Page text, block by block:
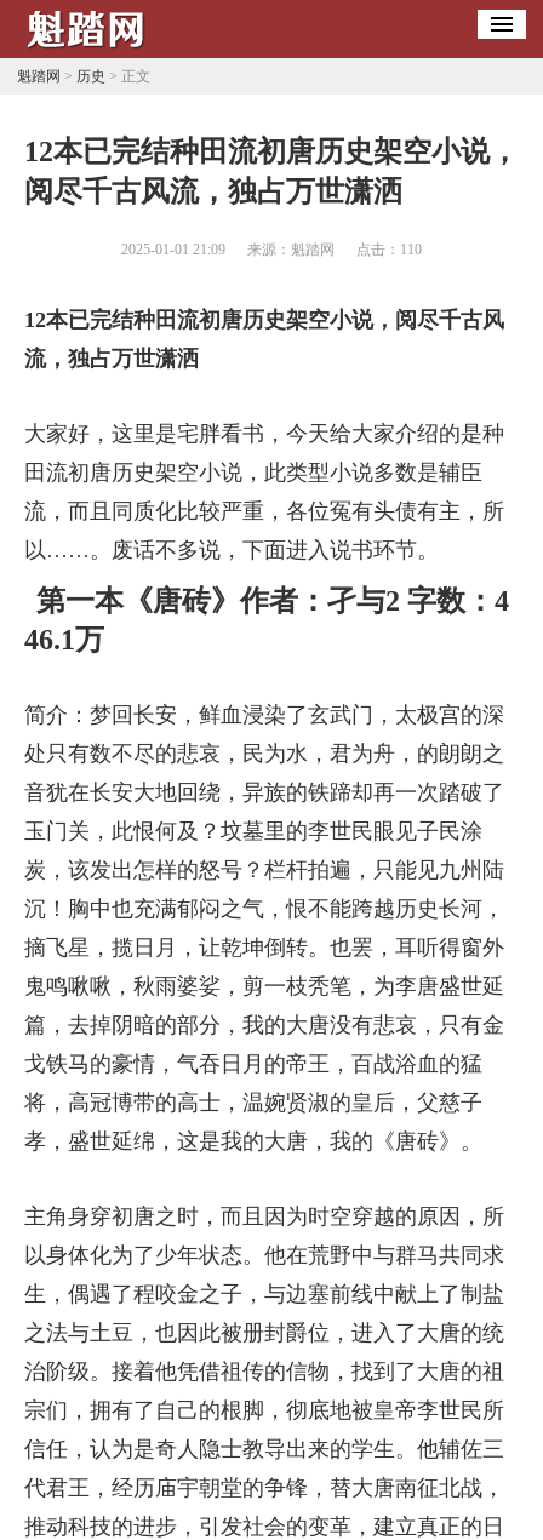
魁踏网 > 历史 > 正文
​12本已完结种田流初唐历史架空小说，
阅尽千古风流，独占万世潇洒
2025-01-01 21:09 来源：魁踏网 点击： 110
12本已完结种田流初唐历史架空小说，阅尽千古风
流，独占万世潇洒
大家好，这里是宅胖看书，今天给大家介绍的是种
田流初唐历史架空小说，此类型小说多数是辅臣
流，而且同质化比较严重，各位冤有头债有主，所
以……。废话不多说，下面进入说书环节。
第一本《唐砖》作者：孑与2 字数：4
46.1万
简介：梦回长安，鲜血浸染了玄武门，太极宫的深
处只有数不尽的悲哀，民为水，君为舟，的朗朗之
音犹在长安大地回绕，异族的铁蹄却再一次踏破了
玉门关，此恨何及？坟墓里的李世民眼见子民涂
炭，该发出怎样的怒号？栏杆拍遍，只能见九州陆
沉！胸中也充满郁闷之气，恨不能跨越历史长河，
摘飞星，揽日月，让乾坤倒转。也罢，耳听得窗外
鬼鸣啾啾，秋雨婆娑，剪一枝秃笔，为李唐盛世延
篇，去掉阴暗的部分，我的大唐没有悲哀，只有金
戈铁马的豪情，气吞日月的帝王，百战浴血的猛
将，高冠博带的高士，温婉贤淑的皇后，父慈子
孝，盛世延绵，这是我的大唐，我的《唐砖》。
主角身穿初唐之时，而且因为时空穿越的原因，所
以身体化为了少年状态。他在荒野中与群马共同求
生，偶遇了程咬金之子，与边塞前线中献上了制盐
之法与土豆，也因此被册封爵位，进入了大唐的统
治阶级。接着他凭借祖传的信物，找到了大唐的祖
宗们，拥有了自己的根脚，彻底地被皇帝李世民所
信任，认为是奇人隐士教导出来的学生。他辅佐三
代君王，经历庙宇朝堂的争锋，替大唐南征北战，
推动科技的进步，引发社会的变革，建立真正的日